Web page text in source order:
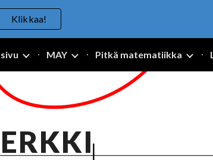
Skip to navigation
Klikkaa!
MAY Pitkä matematiikka